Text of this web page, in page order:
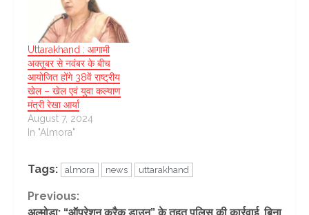
Uttarakhand : आगामी
अक्तूबर से नवंबर के बीच
आयोजित होंगे 38वें राष्ट्रीय
खेल – खेल एवं युवा कल्याण
मंत्री रेखा आर्या
August 7, 2024
In "Almora"
Tags: almora news uttarakhand
Continue
Previous: